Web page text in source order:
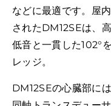
などに最適です。屋
されたDM12SEは、
低音と一貫した102°
レッジ。
DM12SEの心臓部に